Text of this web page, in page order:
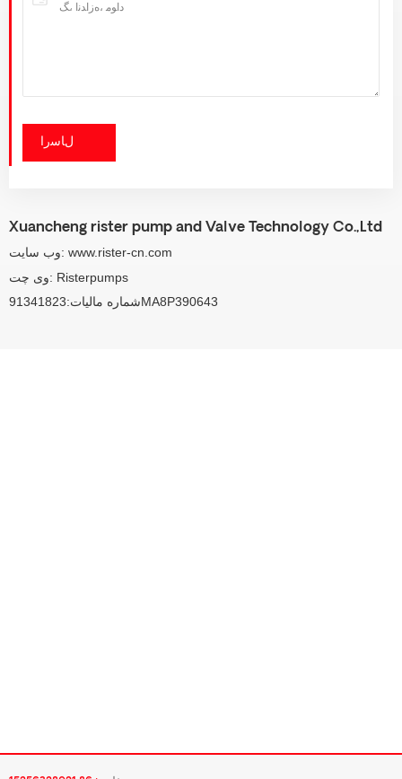
ﻝﺎﺳﺭﺍ
Xuancheng rister pump and Valve Technology Co.,Ltd
وب سایت: www.rister-cn.com
وی چت: Risterpumps
شماره مالیات:91341823MA8P390643